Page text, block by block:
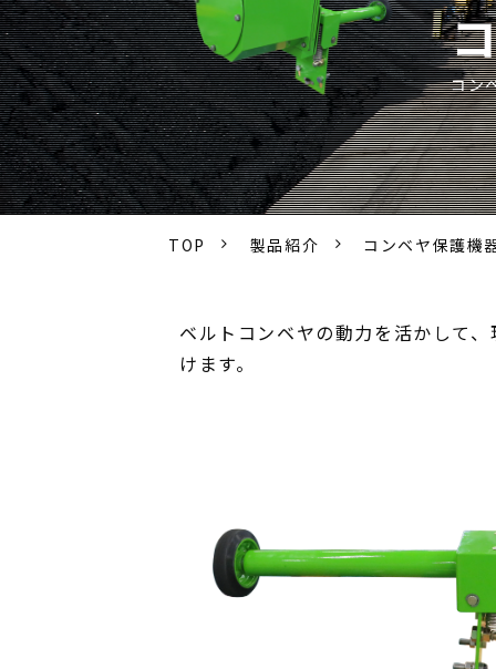
コン
TOP 製品紹介 コンベヤ保護機
ベルトコンベヤの動力を活かして
けます。